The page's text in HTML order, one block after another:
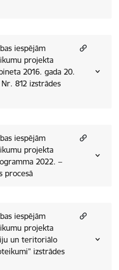
iespējām
projekta
2016. gada 20.
812 izstrādes
iespējām
2022. –
procesā
iespējām
projekta
un teritoriālo
izstrādes